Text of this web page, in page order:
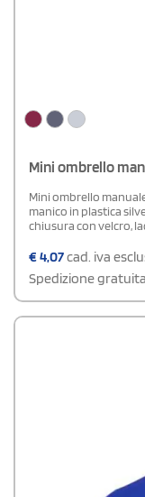
Mini ombrello
Mini ombrello
manico in plastica
chiusura con velcro,
€4,07cad. iva
Spedizione gratuita